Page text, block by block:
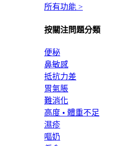
所有功能 >
按關注問題分類
便秘
鼻敏感
抵抗力差
胃氣脹
難消化
高度 • 體重不足
濕疹
嘔奶